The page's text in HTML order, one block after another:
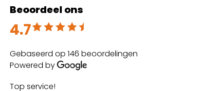
Beoordeel ons
4.7
Beoordeeld met 4.7 uit 5
Gebaseerd op 146 beoordelingen
Powered by
Top service!